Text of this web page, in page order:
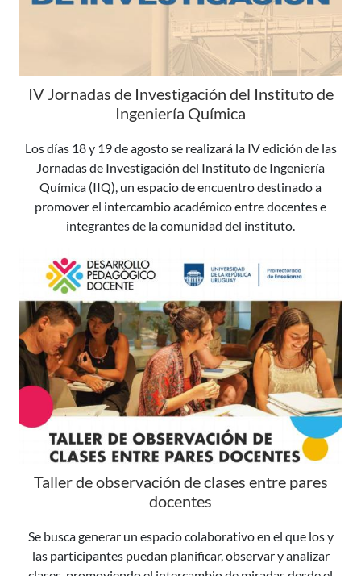
IV Jornadas de Investigación del Instituto de
Ingeniería Química
Los días 18 y 19 de agosto se realizará la IV edición de las
Jornadas de Investigación del Instituto de Ingeniería
Química (IIQ), un espacio de encuentro destinado a
promover el intercambio académico entre docentes e
integrantes de la comunidad del instituto.
Taller de observación de clases entre pares
docentes
Se busca generar un espacio colaborativo en el que los y
las participantes puedan planificar, observar y analizar